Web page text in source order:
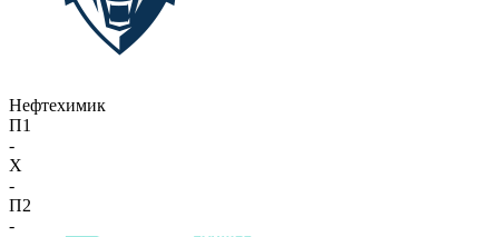
Нефтехимик
П1
-
X
-
П2
-